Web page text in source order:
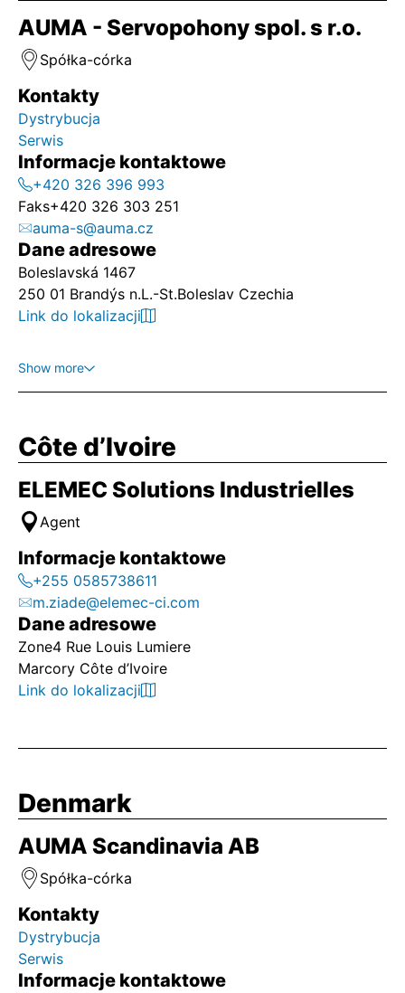
AUMA - Servopohony spol. s r.o.
Spółka-córka
Kontakty
Dystrybucja
Serwis
Informacje kontaktowe
+420 326 396 993
Faks+420 326 303 251
auma-s@auma.cz
Dane adresowe
Boleslavská 1467
250 01 Brandýs n.L.-St.Boleslav Czechia
Link do lokalizacji
Show more
Côte d’Ivoire
ELEMEC Solutions Industrielles
Agent
Informacje kontaktowe
+255 0585738611
m.ziade@elemec-ci.com
Dane adresowe
Zone4 Rue Louis Lumiere
Marcory Côte d’Ivoire
Link do lokalizacji
Denmark
AUMA Scandinavia AB
Spółka-córka
Kontakty
Dystrybucja
Serwis
Informacje kontaktowe